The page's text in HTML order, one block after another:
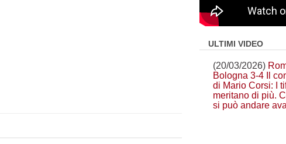
ULTIMI VIDEO
(20/03/2026)
Bologna 3-4 Il
di Mario Corsi: I
meritano di più.
si può andare